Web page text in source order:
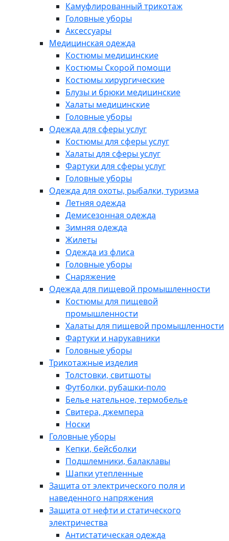
Камуфлированный трикотаж
Головные уборы
Аксессуары
Медицинская одежда
Костюмы медицинские
Костюмы Скорой помощи
Костюмы хирургические
Блузы и брюки медицинские
Халаты медицинские
Головные уборы
Одежда для сферы услуг
Костюмы для сферы услуг
Халаты для сферы услуг
Фартуки для сферы услуг
Головные уборы
Одежда для охоты, рыбалки, туризма
Летняя одежда
Демисезонная одежда
Зимняя одежда
Жилеты
Одежда из флиса
Головные уборы
Снаряжение
Одежда для пищевой промышленности
Костюмы для пищевой
промышленности
Халаты для пищевой промышленности
Фартуки и нарукавники
Головные уборы
Трикотажные изделия
Толстовки, свитшоты
Футболки, рубашки-поло
Белье нательное, термобелье
Свитера, джемпера
Носки
Головные уборы
Кепки, бейсболки
Подшлемники, балаклавы
Шапки утепленные
Защита от электрического поля и
наведенного напряжения
Защита от нефти и статического
электричества
Антистатическая одежда